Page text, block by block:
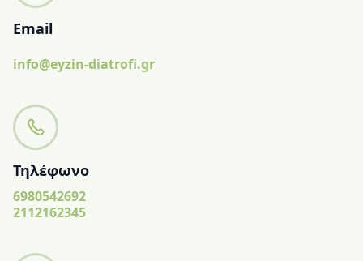
Email
info@eyzin-diatrofi.gr
Τηλέφωνο
6980542692
2112162345